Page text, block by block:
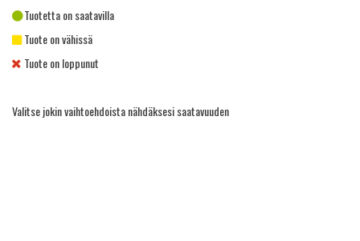
Tuotetta on saatavilla
Tuote on vähissä
Tuote on loppunut
Valitse jokin vaihtoehdoista nähdäksesi saatavuuden